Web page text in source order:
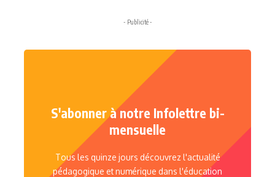
- Publicité -
S'abonner à notre Infolettre bi-
mensuelle
Tous les quinze jours découvrez l'actualité
pédagogique et numérique dans l'éducation